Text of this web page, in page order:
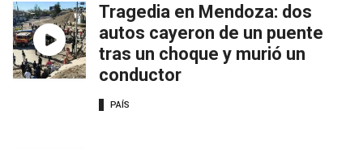
Tragedia en Mendoza: dos
autos cayeron de un puente
tras un choque y murió un
conductor
PAÍS